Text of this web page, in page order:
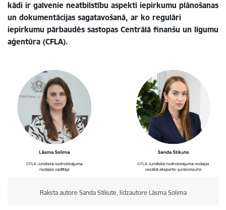
kādi ir galvenie neatbilstību aspekti iepirkumu plānošanas
un dokumentācijas sagatavošanā, ar ko regulāri
iepirkumu pārbaudēs sastopas Centrālā finanšu un līgumu
aģentūra (CFLA).
Raksta autore Sanda Stikute, līdzautore Lāsma Solima